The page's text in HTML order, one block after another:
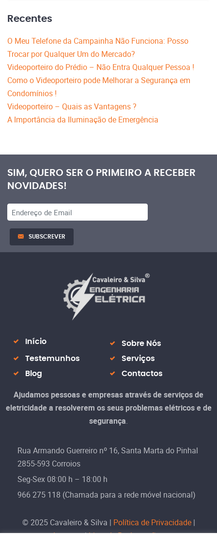
Recentes
O Meu Telefone da Campainha Não Funciona: Posso
Trocar por Qualquer Um do Mercado?
Videoporteiro do Prédio – Não Entra Qualquer Pessoa !
Como o Videoporteiro pode Melhorar a Segurança em
Condomínios !
Videoporteiro – Quais as Vantagens ?
A Importância da Iluminação de Emergência
SIM, QUERO SER O PRIMEIRO A RECEBER
NOVIDADES!
SUBSCREVER
Início
Sobre Nós
Testemunhos
Serviços
Blog
Contactos
Ajudamos pessoas e empresasatravés de serviços de
eletricidade a resolverem os seus problemas elétricos e de
segurança.
Rua Armando Guerreiro nº 16, Santa Marta do Pinhal
2855-593 Corroios
Seg-Sex 08:00 h – 18:00 h
966 275 118 (Chamada para a rede móvel nacional)
© 2025 Cavaleiro & Silva | Política de Privacidade|